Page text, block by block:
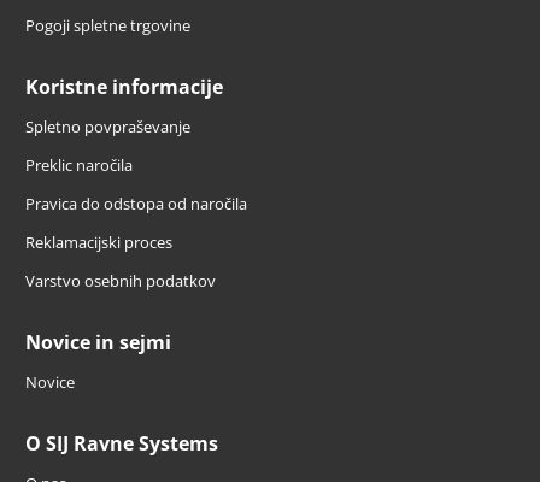
Pogoji spletne trgovine
Koristne informacije
Spletno povpraševanje
Preklic naročila
Pravica do odstopa od naročila
Reklamacijski proces
Varstvo osebnih podatkov
Novice in sejmi
Novice
O SIJ Ravne Systems